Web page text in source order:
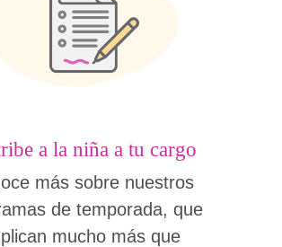
a la niña a tu cargo
más sobre nuestros
de temporada, que
mucho más que